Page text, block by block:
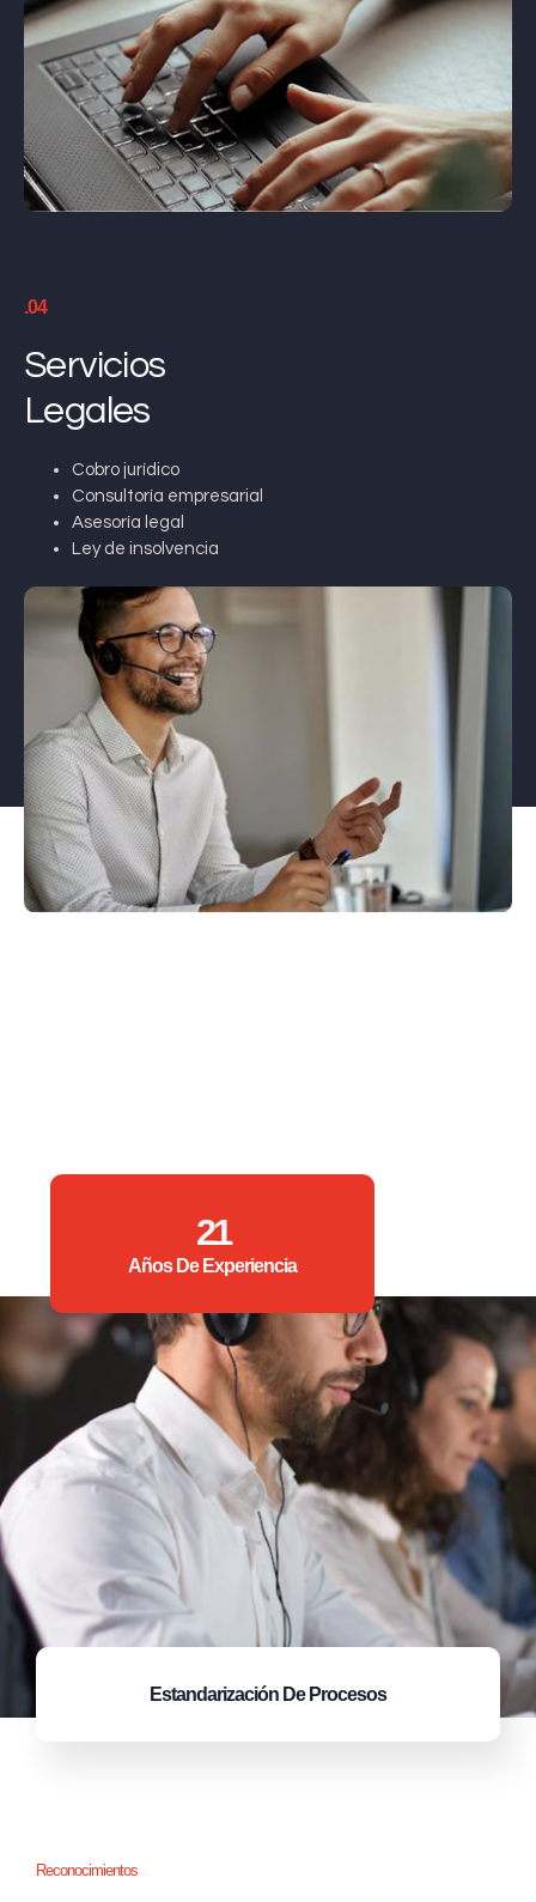
.04
Servicios
Legales
Cobro jurídico
Consultoría empresarial
Asesoría legal
Ley de insolvencia
21
Años De Experiencia
Estandarización De Procesos
Reconocimientos